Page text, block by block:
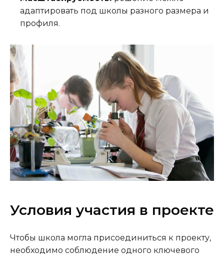
адаптировать под школы разного размера и
профиля.
Условия участия в проекте
Чтобы школа могла присоединиться к проекту,
необходимо соблюдение одного ключевого